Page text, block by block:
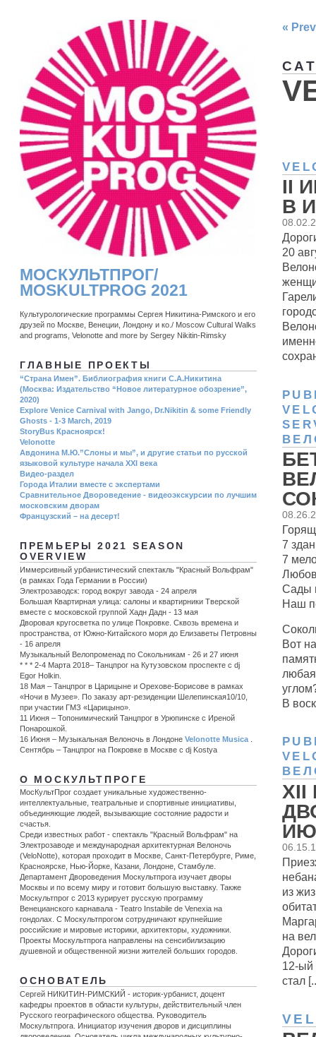
«
II
В
20
7
7
Сады
Наш
Вот
В
из
на
12-ый
стал
МОСКУЛЬТПРОГ/
MOSKULTPROG 2021
Культурологические программы Сергея Никитина-Римского и его
друзей по Москве, Венеции, Лондону и ко./ Moscow Cultural Walks
and programs, Velonotte and more by Sergey Nikitin-Rimsky
ГЛАВНЫЕ ПРОЕКТЫ
“Страна Имен”. Библиография книги С.А.Никитина
(Москва: Издательство “Новое литературное обозрение”,
2020)
Explore Venice Carnival with Jango, Dr.Nikitin & some Friendly
Ghosts - 1-3 March, 2019
StoryBus Красноярск!
Velonotte
Авдонина М.Ю.”Слоны и мы”, и другие статьи по русской
языковой культуре начала ХХI века
Видео-раздел
Города Италии вместе с экспертами
Сравнительное Двороведение - видеоэкскурсии по лучшим
московским дворам
Французский – на десерт!
ПРЕМЬЕРЫ 2021 SEASON
OVERVIEW
Иммерсивный урбанистический спектакль "Красный Вольфрам"
(в рамках Года Германии в России)
Электрозаводск: город вокруг завода - 24 апреля
Большая Квартирная улица: салоны и квартирники Тверской
вместе с московской группой Хадн Дадн - 13 мая
Дворовая кругосветка по улице Покровке. Сквозь времена и
пространства, от Южно-Китайского моря до Елизаветы Петровны
- 16 апреля
Музыкальный Велопроменад по Сокольникам - 26 и 27 июня
* * * 2-4 Марта 2018– Танцпрог на Кутузовском проспекте с dj
Egor Holkin.
18 Мая – Танцпрог в Царицыне и Орехове-Борисове в рамках
«Ночи в Музее». По заказу арт-резиденции Шелепинская10/10,
при участии ГМЗ «Царицыно».
11 Июня – Топонимический Танцпрог в Урюпинске c Иреной
Понарошкой.
16 Июня – Музыкальная Велоночь в Лондоне Velonotte Musica
Сентябрь – Танцпрог на Покровке в Москве с dj Kostya
О МОСКУЛЬТПРОГЕ
МосКультПрог создает уникальные художественно-
интеллектуальные, театральные и спортивные инициативы,
объединяющие людей, вызывающие состояние радости и
счастья.
Среди известных работ - спектакль "Красный Вольфрам" на
Электрозаводе и международная архитектурная Велоночь
(VeloNotte), которая проходит в Москве, Санкт-Петербурге, Риме,
Красноярске, Нью-Йорке, Казани, Лондоне, Стамбуле.
Департамент Двороведения Москультпрога изучает дворы
Москвы и по всему миру и готовит большую выставку. Также
Москультпрог с 2013 курирует русскую программу
Венецианского карнавала - Teatro Instabile de Venexia на
гондолах. С Москультпрогом сотрудничают крупнейшие
российские и мировые историки, архитекторы, художники.
Проекты Москультпрога направлены на сенсибилизацию
душевной и общественной жизни жителей больших городов.
ОСНОВАТЕЛЬ
Сергей НИКИТИН-РИМСКИЙ - историк-урбанист, доцент
кафедры проектов в области культуры, действительный член
Русского географического общества. Руководитель
Москультпрога. Инициатор изучения дворов и дисциплины